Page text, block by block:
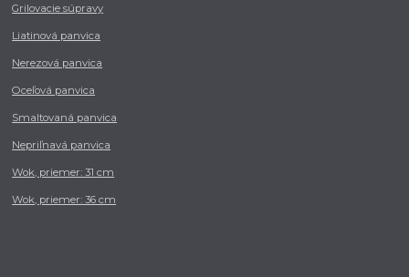
Grilovacie súpravy
Liatinová panvica
Nerezová panvica
Oceľová panvica
Smaltovaná panvica
Nepriľnavá panvica
Wok, priemer: 31 cm
Wok, priemer: 36 cm